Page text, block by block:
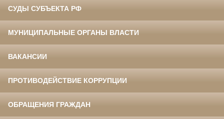
СУДЫ СУБЪЕКТА РФ
МУНИЦИПАЛЬНЫЕ ОРГАНЫ ВЛАСТИ
ВАКАНСИИ
ПРОТИВОДЕЙСТВИЕ КОРРУПЦИИ
ОБРАЩЕНИЯ ГРАЖДАН